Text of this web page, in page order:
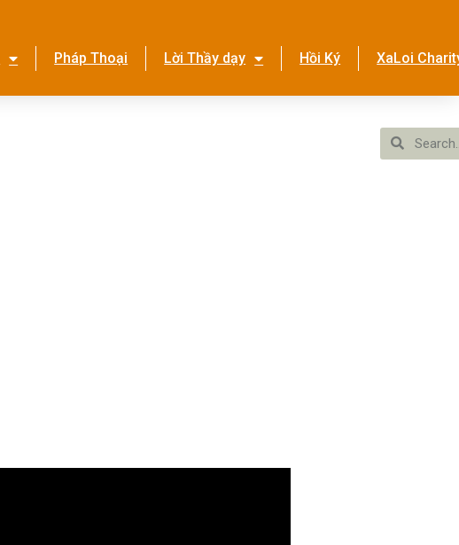
Pháp Thoại Lời Thầy dạy Hồi Ký XaLoi